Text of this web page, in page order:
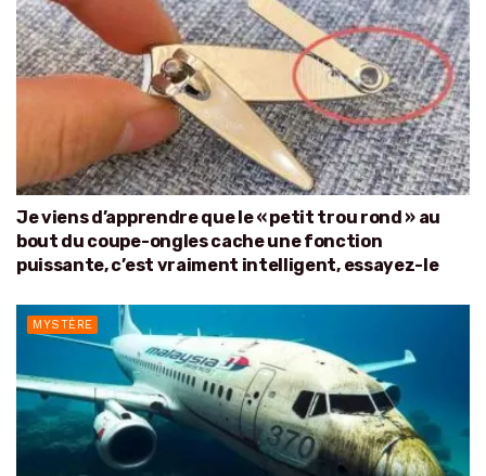
Je viens d’apprendre que le « petit trou rond » au
bout du coupe-ongles cache une fonction
puissante, c’est vraiment intelligent, essayez-le
MYSTÈRE